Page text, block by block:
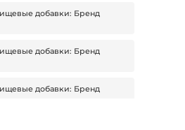
добавки: Бренд
добавки: Бренд
добавки: Бренд